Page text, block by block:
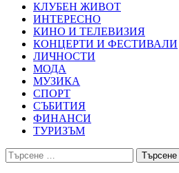
КЛУБЕН ЖИВОТ
ИНТЕРЕСНО
КИНО И ТЕЛЕВИЗИЯ
КОНЦЕРТИ И ФЕСТИВАЛИ
ЛИЧНОСТИ
МОДА
МУЗИКА
СПОРТ
СЪБИТИЯ
ФИНАНСИ
ТУРИЗЪМ
Търсене
за: